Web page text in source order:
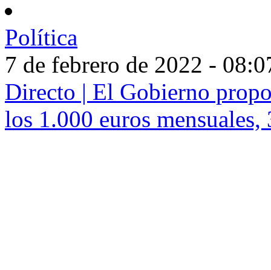
Política
7 de febrero de 2022 -
Directo | El Gobierno
los 1.000 euros